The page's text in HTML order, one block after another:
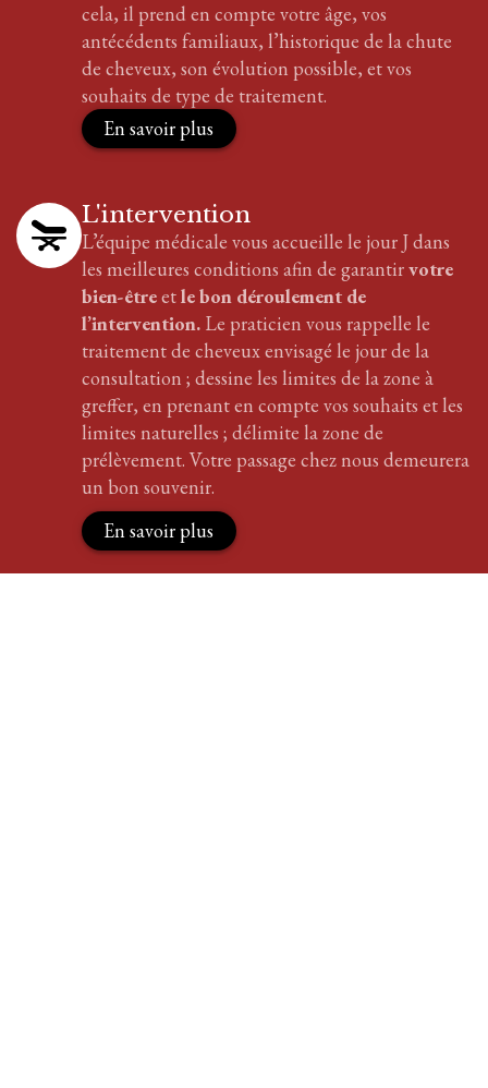
cela, il prend en compte votre âge, vos
antécédents familiaux, l’historique de la chute
de cheveux, son évolution possible, et vos
souhaits de type de traitement.
En savoir plus
L'intervention
L’équipe médicale vous accueille le jour J dans
les meilleures conditions afin de garantirvotre
bien-êtreetle bon déroulement de
l’intervention. Le praticien vous rappelle le
traitementde cheveuxenvisagé le jour de la
consultation ; dessine les limites de la zone à
greffer, en prenant en compte vos souhaits et les
limites naturelles ; délimite la zone de
prélèvement. Votre passage chez nous demeurera
un bon souvenir.
En savoir plus